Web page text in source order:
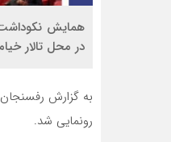
همایش
در محل تالار
به گزارش
رونمایی شد.